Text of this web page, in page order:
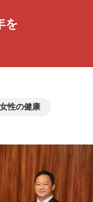
を
女性の健康